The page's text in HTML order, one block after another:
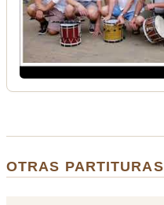
OTRAS